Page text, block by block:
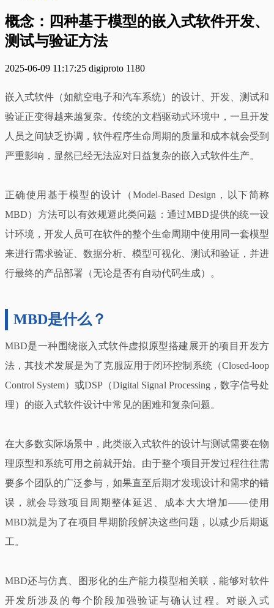
概念：四种基于模型的嵌入式软件开发、
测试与验证方法
2025-06-09 11:17:25 digiproto 1180
嵌入式软件（如航空电子和汽车系统）的设计、开发、测试和
验证正变得越来越复杂。传统的文档驱动式环境中，一旦开发
人员之间缺乏协调，软件程序生命周期的质量和成本就会受到
严重影响，显然已经无法应对日益复杂的嵌入式软件生产。
正确使用基于模型的设计（Model-Based Design，以下简称
MBD）方法可以有效规避此类问题：通过MBD提供的统一设
计环境，开发人员可在软件的整个生命周期中使用同一套模型
来进行需求验证、数据分析、模型可视化、测试和验证，并进
行最终的产品部署（无论是否有自动代码生成）。
MBD是什么？
MBD是一种围绕嵌入式软件虚拟原型搭建展开的项目开发方
法，其技术发展是为了克服应用于闭环控制系统（Closed-loop
Control System）或DSP（Digital Signal Processing，数字信号处
理）的嵌入式软件设计中常见的困难和复杂问题。
在大多数实际场景中，此类嵌入式软件的设计与测试需要在物
理原型和系统可用之前就开始。由于整个项目开发过程往往需
要多个团队的广泛参与，如果直至后期才发现设计和需求的错
误，就会导致项目周期整体延迟、成本大大增加——使用
MBD就是为了在项目早期阶段解决这些问题，以减少后期返
工。
MBD还与仿真、图形化的生产能力模型相关联，能够对软件
开发所涉及的每个阶段加强验证与确认过程。对嵌入式